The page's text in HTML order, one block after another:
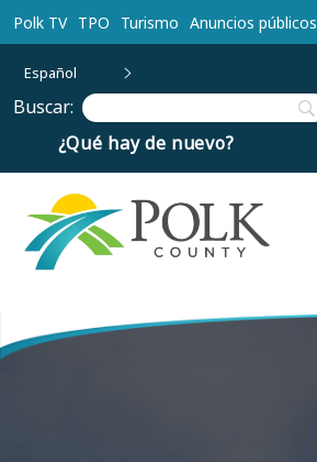
Ir al contenido principal
Polk TV TPO Turismo Anuncios públicos
Español
Buscar:
¿Qué hay de nuevo?